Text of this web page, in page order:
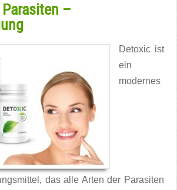
–
Detoxic ist
ein
modernes
das alle Arten der Parasiten